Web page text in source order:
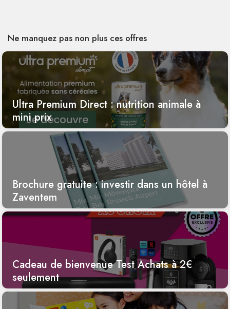
Ne manquez pas non plus ces offres
Ultra Premium Direct : nutrition animale à
mini prix
Brochure gratuite : investir dans un hôtel à
Zaventem
Cadeau de bienvenue Test Achats à 2€
seulement